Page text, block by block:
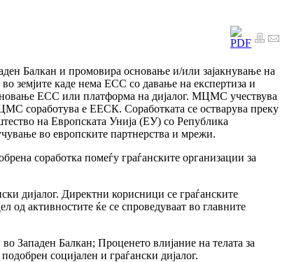
Балкан и промовира основање и/или зајакнување на
земјите каде нема ЕСС со давање на експертиза и
ЕСС или платформа на дијалог. МЦМС учествува
соработува е ЕЕСК. Соработката се остварува преку
на Европската Унија (ЕУ) со Република
во европските партнерства и мрежи.
соработка помеѓу граѓанските организации за
дијалог. Директни корисници се граѓанските
од активностите ќе се спроведуваат во главните
Западен Балкан; Проценето влијание на телата за
социјален и граѓански дијалог.